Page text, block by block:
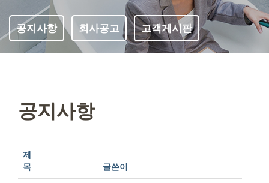
공지사항 회사공고 고객게시판
공지사항
제
목
글쓴이